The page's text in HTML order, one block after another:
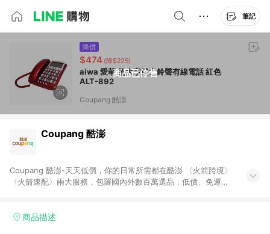
筆記
商品已停售
降價
$474 (降$225)
aiwa 愛華 超大字鍵大鈴聲有線電話 紅色
ALT-892
Coupang 酷澎
Coupang 酷澎
Coupang 酷澎-天天低價，你的日常所需都在酷澎 〈火箭跨境〉
〈火箭速配〉兩大服務，包羅國內外數百萬選品，低價、免運，
加入WOW會員告別湊免運，火箭速配、火箭跨境優質選品不限金
商品描述